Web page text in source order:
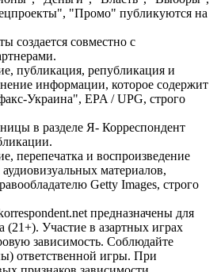
"Промо" публикуются на
создается совместно с
публикация, републикация и
информации, которое содержит
Украина", EPA / UPG, строго
в разделе Я- Корреспондент
перепечатка и воспроизведение
материалов,
Getty Images, строго
предназначены для
(21+). Участие в азартных играх
зависимость. Соблюдайте
ответственной игры. При